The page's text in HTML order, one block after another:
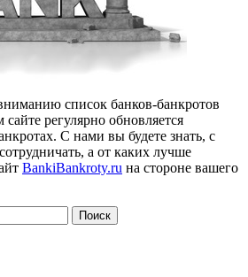
список банков-банкротов
регулярно обновляется
С нами вы будете знать, с
а от каких лучше
BankiBankroty.ru на стороне вашего